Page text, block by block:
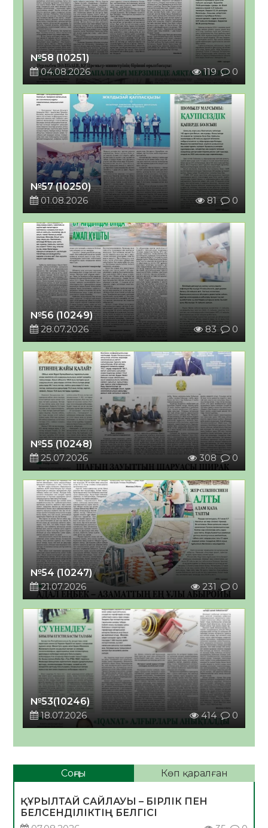
№58 (10251)
04.08.2026
119 0
№57 (10250)
01.08.2026
81 0
№56 (10249)
28.07.2026
83 0
№55 (10248)
25.07.2026
308 0
№54 (10247)
21.07.2026
231 0
№53(10246)
18.07.2026
414 0
Соңғы Көп қаралған
ҚҰРЫЛТАЙ САЙЛАУЫ – БІРЛІК ПЕН
БЕЛСЕНДІЛІКТІҢ БЕЛГІСІ